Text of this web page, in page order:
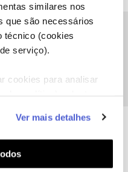
similares nos
que são necessários
técnico (cookies
serviço).
cookies para analisar
e
aos seus interesses
Pode gerir a
em "Configurar
Ver mais detalhes
julho